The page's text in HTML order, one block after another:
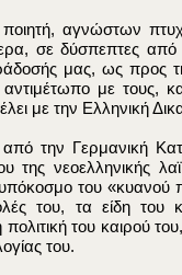
αγνώστων
σε δύσπεπτες από
μας, ως προς
με τους,
με την Ελληνική
την Γερμανική
της νεοελληνικής
του «κυανού
του, τα είδη του
του καιρού
του.